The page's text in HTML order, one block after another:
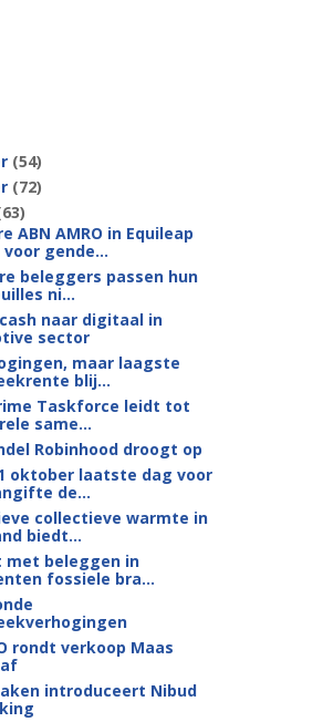
(54)
(72)
ABN AMRO in Equileap
gende...
beleggers passen hun
ni...
cash naar digitaal in
sector
maar laagste
blij...
Taskforce leidt tot
same...
Robinhood droogt op
oktober laatste dag voor
de...
collectieve warmte in
biedt...
met beleggen in
fossiele bra...
rondt verkoop Maas
introduceert Nibud